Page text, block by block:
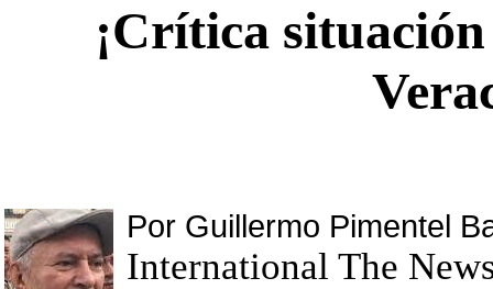
¡Crítica
Por Guillermo Pimentel
International The